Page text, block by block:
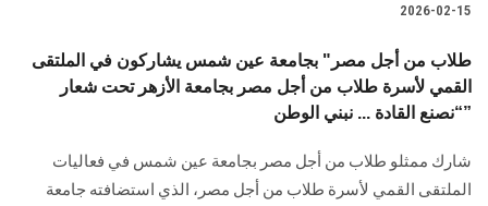
2026-02-15
طلاب من أجل مصر" بجامعة عين شمس يشاركون في الملتقى
القمي لأسرة طلاب من أجل مصر بجامعة الأزهر تحت شعار
“نصنع القادة ... نبني الوطن”
شارك ممثلو طلاب من أجل مصر بجامعة عين شمس في فعاليات
الملتقى القمي لأسرة طلاب من أجل مصر، الذي استضافته جامعة